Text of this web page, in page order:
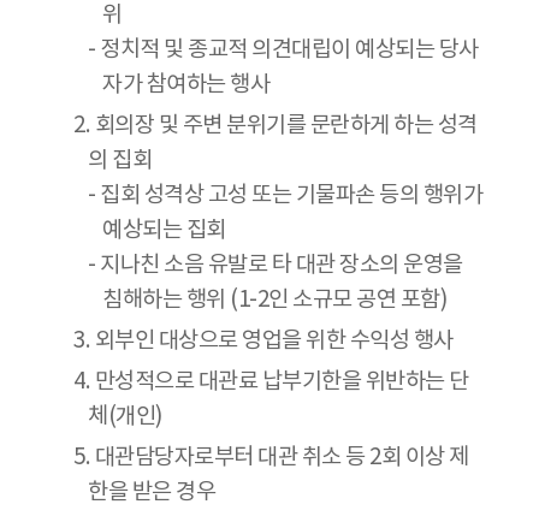
위
- 정치적 및 종교적 의견대립이 예상되는 당사
자가 참여하는 행사
2. 회의장 및 주변 분위기를 문란하게 하는 성격
의 집회
- 집회 성격상 고성 또는 기물파손 등의 행위가
예상되는 집회
- 지나친 소음 유발로 타 대관 장소의 운영을
침해하는 행위 (1-2인 소규모 공연 포함)
3. 외부인 대상으로 영업을 위한 수익성 행사
4. 만성적으로 대관료 납부기한을 위반하는 단
체(개인)
5. 대관담당자로부터 대관 취소 등 2회 이상 제
한을 받은 경우